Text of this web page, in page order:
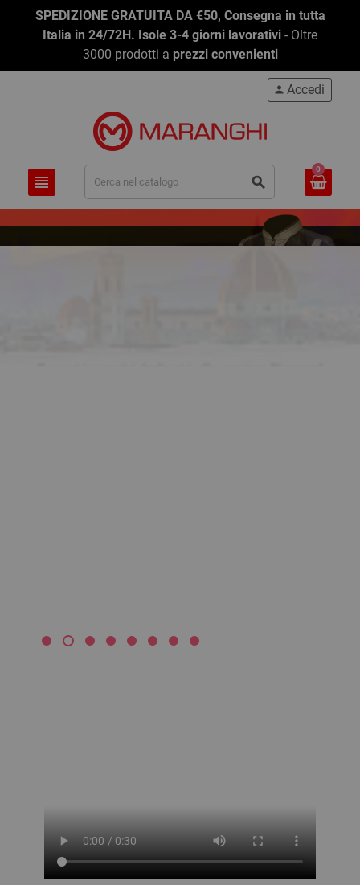
SPEDIZIONE GRATUITA DA €50, Consegna in tutta
Italia in 24/72H. Isole 3-4 giorni lavorativi - Oltre
3000 prodotti a prezzi convenienti
view_headline search
person Accedi
0